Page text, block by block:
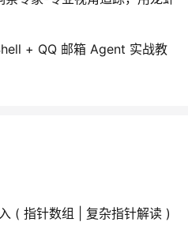
+ QQ 邮箱 Agent 实战教
( 指针数组 | 复杂指针解读 )